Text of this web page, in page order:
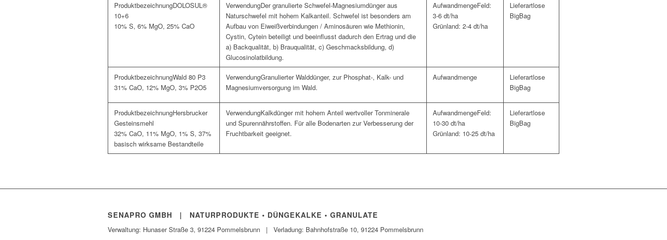
DOLOSUL®
10+6
10% S, 6% MgO, 25% CaO
Der granulierte Schwefel-Magnesiumdünger aus
Naturschwefel mit hohem Kalkanteil. Schwefel ist besonders am
Aufbau von Eiweißverbindungen / Aminosäuren wie Methionin,
Cystin, Cytein beteiligt und beeinflusst dadurch den Ertrag und die
a) Backqualität, b) Brauqualität, c) Geschmacksbildung, d)
Glucosinolatbildung.
Feld:
3-6 dt/ha
Grünland: 2-4 dt/ha
lose
BigBag
Wald 80 P3
31% CaO, 12% MgO, 3% P2O5
Granulierter Walddünger, zur Phosphat-, Kalk- und
Magnesiumversorgung im Wald.
lose
BigBag
Hersbrucker
Gesteinsmehl
32% CaO, 11% MgO, 1% S, 37%
basisch wirksame Bestandteile
Kalkdünger mit hohem Anteil wertvoller Tonminerale
und Spurennährstoffen. Für alle Bodenarten zur Verbesserung der
Fruchtbarkeit geeignet.
Feld:
10-30 dt/ha
Grünland: 10-25 dt/ha
lose
BigBag
SENAPRO GMBH | NATURPRODUKTE • DÜNGEKALKE • GRANULATE
Verwaltung: Hunaser Straße 3, 91224 Pommelsbrunn | Verladung: Bahnhofstraße 10, 91224 Pommelsbrunn